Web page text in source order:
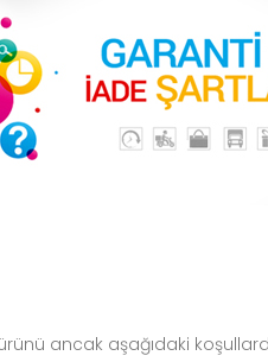
ancak aşağıdaki